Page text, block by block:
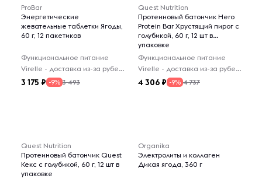
ProBar
Энергетические
жевательные таблетки Ягоды,
60 г, 12 пакетиков
Функциональное питание
Virelle - доставка из-за рубежа
3 175 -9% 3 493
Quest Nutrition
Протеиновый батончик Hero
Protein Bar Хрустящий пирог с
голубикой, 60 г, 12 шт в
упаковке
Функциональное питание
Virelle - доставка из-за рубежа
4 306 -9% 4 737
Quest Nutrition
Протеиновый батончик Quest
Кекс с голубикой, 60 г, 12 шт в
упаковке
Organika
Электролиты и коллаген
Дикая ягода, 360 г